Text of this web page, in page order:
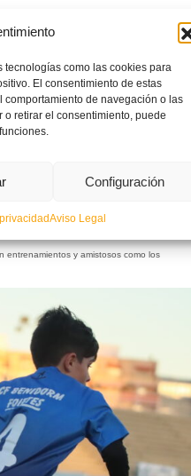
tecnologías como las cookies para
El consentimiento de estas
de navegación o las
retirar el consentimiento, puede
Configuración
Aviso Legal
entrenamientos y amistosos como los